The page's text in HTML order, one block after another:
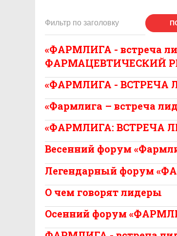
«ФАРМЛИГА - встреча
ФАРМАЦЕВТИЧЕСКИЙ
«ФАРМЛИГА - ВСТРЕЧА
«Фармлига – встреча
«ФАРМЛИГА: ВСТРЕЧА
Весенний форум
Легендарный форум
О чем говорят лидеры
Осенний форум